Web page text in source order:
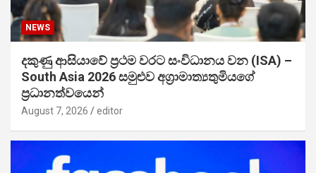
NEWS
දකුණු ආසියාවේ ප්‍රථම වරට සංවිධානය වන (ISA) –
South Asia 2026 සමුළුව අග්‍රාමාත්‍යතුමියගේ
ප්‍රධානත්වයෙන්
August 7, 2026 editor